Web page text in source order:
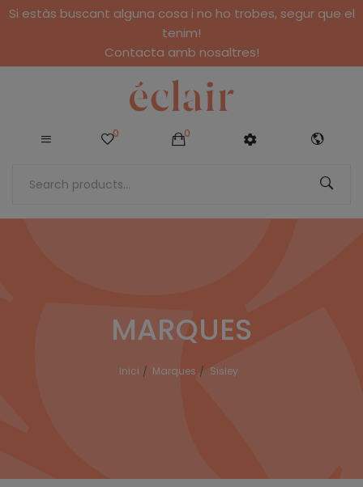
Si estàs buscant alguna cosa i no ho trobes, segur que el
tenim!
Contacta amb nosaltres!
0 0
MARQUES
Inici Marques Sisley